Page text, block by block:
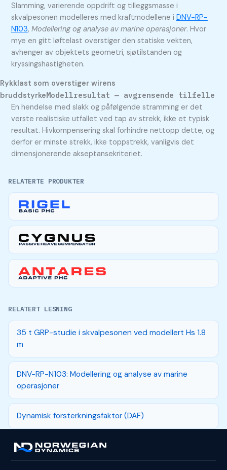
Slamming, varierende oppdrift og tilleggsmasse i
skvalpesonen modelleres med kraftmodellene i DNV-RP-
N103, Modellering og analyse av marine operasjoner. Hvor
mye en gitt løftelast overstiger den statiske vekten,
avhenger av objektets geometri, sjøtilstanden og
kryssingshastigheten.
Rykklast som overstiger wirens
bruddstyrkeModellresultat — avgrensende tilfelle
En hendelse med slakk og påfølgende stramming er det
verste realistiske utfallet ved tap av strekk, ikke et typisk
resultat. Hivkompensering skal forhindre nettopp dette, og
derfor er minste strekk, ikke toppstrekk, vanligvis det
dimensjonerende akseptansekriteriet.
RELATERTE PRODUKTER
RELATERT LESNING
35 t GRP-studie i skvalpesonen ved modellert Hs 1.8
m
DNV-RP-N103: Modellering og analyse av marine
operasjoner
Dynamisk forsterkningsfaktor (DAF)